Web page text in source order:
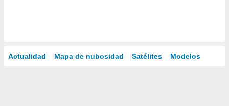
Actualidad Mapa de nubosidad Satélites Modelos